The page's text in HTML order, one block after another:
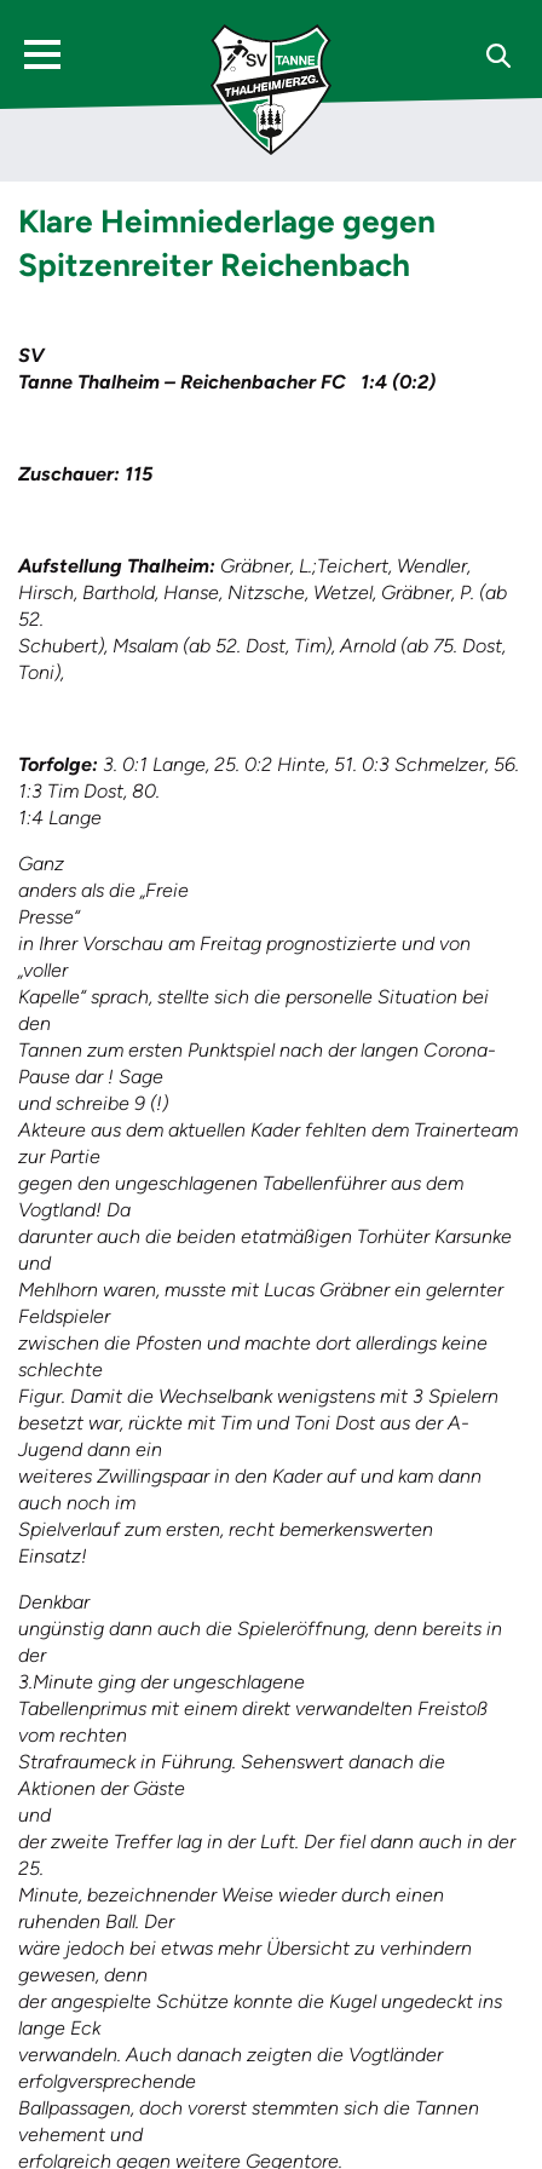
Klare Heimniederlage gegen
Spitzenreiter Reichenbach
SV
Tanne Thalheim – Reichenbacher FC 1:4 (0:2)
Zuschauer: 115
Aufstellung Thalheim: Gräbner, L.;Teichert, Wendler,
Hirsch, Barthold, Hanse, Nitzsche, Wetzel, Gräbner, P. (ab
52.
Schubert), Msalam (ab 52. Dost, Tim), Arnold (ab 75. Dost,
Toni),
Torfolge: 3. 0:1 Lange, 25. 0:2 Hinte, 51. 0:3 Schmelzer, 56.
1:3 Tim Dost, 80.
1:4 Lange
Ganz
anders als die „Freie
Presse“
in Ihrer Vorschau am Freitag prognostizierte und von
„voller
Kapelle“ sprach, stellte sich die personelle Situation bei
den
Tannen zum ersten Punktspiel nach der langen Corona-
Pause dar ! Sage
und schreibe 9 (!)
Akteure aus dem aktuellen Kader fehlten dem Trainerteam
zur Partie
gegen den ungeschlagenen Tabellenführer aus dem
Vogtland! Da
darunter auch die beiden etatmäßigen Torhüter Karsunke
und
Mehlhorn waren, musste mit Lucas Gräbner ein gelernter
Feldspieler
zwischen die Pfosten und machte dort allerdings keine
schlechte
Figur. Damit die Wechselbank wenigstens mit 3 Spielern
besetzt war, rückte mit Tim und Toni Dost aus der A-
Jugend dann ein
weiteres Zwillingspaar in den Kader auf und kam dann
auch noch im
Spielverlauf zum ersten, recht bemerkenswerten
Einsatz!
Denkbar
ungünstig dann auch die Spieleröffnung, denn bereits in
der
3.Minute ging derungeschlagene
Tabellenprimus mit einem direkt verwandelten Freistoß
vom rechten
Strafraumeck in Führung. Sehenswert danach die
Aktionen der Gäste
und
der zweite Treffer lag in der Luft. Der fiel dann auch in der
25.
Minute, bezeichnender Weise wieder durch einen
ruhenden Ball. Der
wäre jedoch bei etwas mehr Übersicht zu verhindern
gewesen, denn
der angespielte Schütze konnte die Kugel ungedeckt ins
lange Eck
verwandeln. Auch danach zeigten die Vogtländer
erfolgversprechende
Ballpassagen, doch vorerst stemmten sich die Tannen
vehement und
erfolgreich gegen weitere Gegentore.